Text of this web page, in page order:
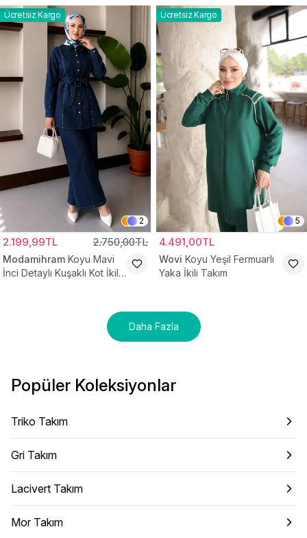
Ücretsiz Kargo
2
2.199,99TL 2.750,00TL
Modamihram Koyu Mavi
İnci Detaylı Kuşaklı Kot İkili
Ücretsiz Kargo
5
4.491,00TL
Wovi Koyu Yeşil Fermuarlı
Yaka İkili Takım
Daha Fazla
Popüler Koleksiyonlar
Triko Takım
Gri Takım
Lacivert Takım
Mor Takım